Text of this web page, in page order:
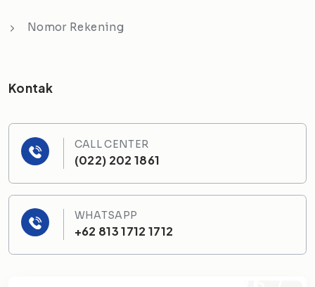
Nomor Rekening
Kontak
CALL CENTER
(022) 202 1861
WHATSAPP
+62 813 1712 1712